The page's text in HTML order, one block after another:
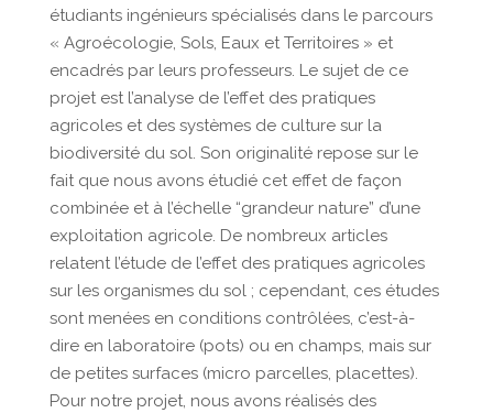
étudiants ingénieurs spécialisés dans le parcours
« Agroécologie, Sols, Eaux et Territoires » et
encadrés par leurs professeurs. Le sujet de ce
projet est l’analyse de l’effet des pratiques
agricoles et des systèmes de culture sur la
biodiversité du sol. Son originalité repose sur le
fait que nous avons étudié cet effet de façon
combinée et à l’échelle “grandeur nature” d’une
exploitation agricole. De nombreux articles
relatent l’étude de l’effet des pratiques agricoles
sur les organismes du sol ; cependant, ces études
sont menées en conditions contrôlées, c’est-à-
dire en laboratoire (pots) ou en champs, mais sur
de petites surfaces (micro parcelles, placettes).
Pour notre projet, nous avons réalisés des